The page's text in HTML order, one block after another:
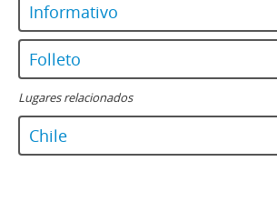
Informativo
Folleto
Lugares relacionados
Chile